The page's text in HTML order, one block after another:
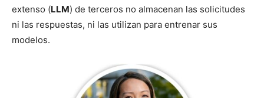
extenso (LLM) de terceros no almacenan las solicitudes
ni las respuestas, ni las utilizan para entrenar sus
modelos.